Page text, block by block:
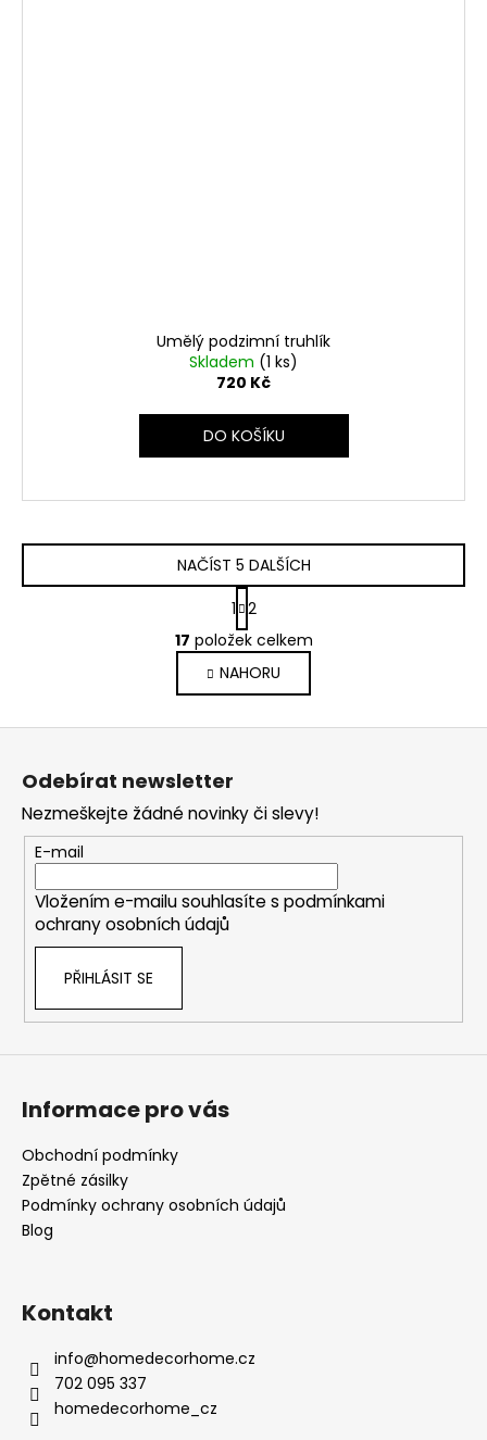
Umělý podzimní truhlík
Skladem (1 ks)
720 Kč
DO KOŠÍKU
O
v
l
á
d
p
r
v
k
y
u
NAČÍST 5 DALŠÍCH
S
t
r
á
n
k
o
í
1 2
17 položek celkem
NAHORU
Odebírat newsletter
Nezmeškejte žádné novinky či slevy!
E-mail
Vložením e-mailu souhlasíte s podmínkami
ochrany osobních údajů
PŘIHLÁSIT SE
Informace pro vás
Obchodní podmínky
Zpětné zásilky
Podmínky ochrany osobních údajů
Blog
Kontakt
info@homedecorhome.cz
702 095 337
homedecorhome_cz